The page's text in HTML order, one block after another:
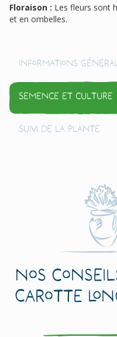
Floraison : Les fleurs sont
et en ombelles.
Informations
Semence et culture
Suivi de la plante
Nos
Carotte